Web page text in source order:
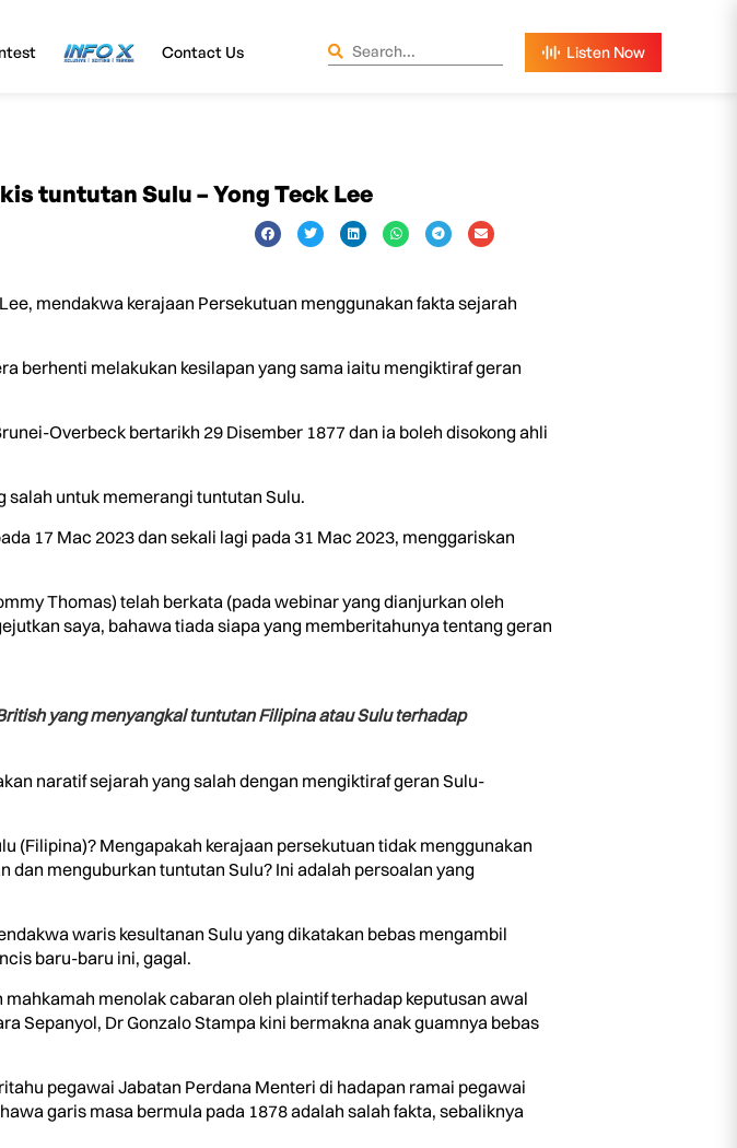
InfoX Contact Us
tuntutan Sulu – Yong Teck Lee
mendakwa kerajaan Persekutuan menggunakan fakta sejarah
berhenti melakukan kesilapan yang sama iaitu mengiktiraf geran
Overbeck bertarikh 29 Disember 1877 dan ia boleh disokong ahli
salah untuk memerangi tuntutan Sulu.
17 Mac 2023 dan sekali lagi pada 31 Mac 2023, menggariskan
Thomas) telah berkata (pada webinar yang dianjurkan oleh
saya, bahawa tiada siapa yang memberitahunya tentang geran
yang menyangkal tuntutan Filipina atau Sulu terhadap
naratif sejarah yang salah dengan mengiktiraf geran Sulu-
(Filipina)? Mengapakah kerajaan persekutuan tidak menggunakan
menguburkan tuntutan Sulu? Ini adalah persoalan yang
waris kesultanan Sulu yang dikatakan bebas mengambil
baru-baru ini, gagal.
menolak cabaran oleh plaintif terhadap keputusan awal
Sepanyol, Dr Gonzalo Stampa kini bermakna anak guamnya bebas
pegawai Jabatan Perdana Menteri di hadapan ramai pegawai
garis masa bermula pada 1878 adalah salah fakta, sebaliknya